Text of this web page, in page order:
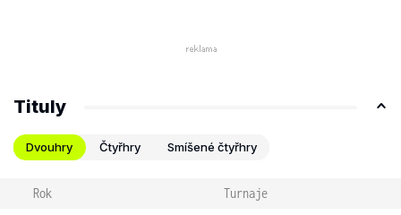
Tituly
Dvouhry Čtyřhry Smíšené čtyřhry
Rok Turnaje